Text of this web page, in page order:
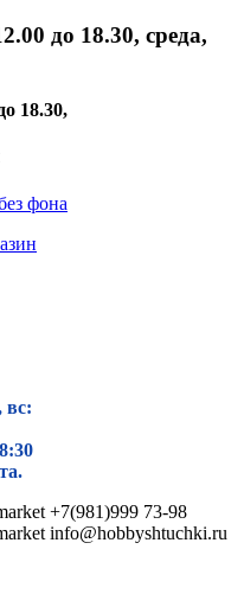
до 18.30, среда,
18.30,
вс:
+7(981)999 73-98
info@hobbyshtuchki.ru